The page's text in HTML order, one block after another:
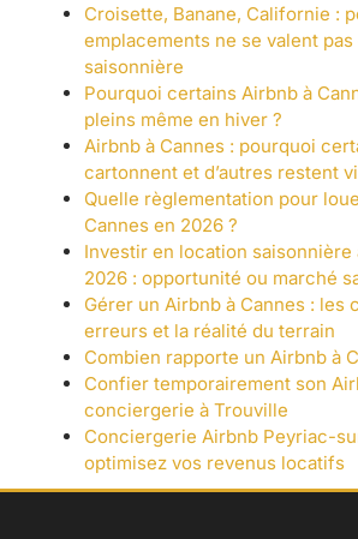
Croisette, Banane, Californie :
emplacements ne se valent
saisonnière
Pourquoi certains Airbnb à
pleins même en hiver ?
Airbnb à Cannes : pourquoi
cartonnent et d’autres restent
Quelle règlementation pour
Cannes en 2026 ?
Investir en location saisonnière
2026 : opportunité ou marché
Gérer un Airbnb à Cannes : les
erreurs et la réalité du terrain
Combien rapporte un Airbnb à
Confier temporairement son
conciergerie à Trouville
Conciergerie Airbnb Peyriac-
optimisez vos revenus locatifs